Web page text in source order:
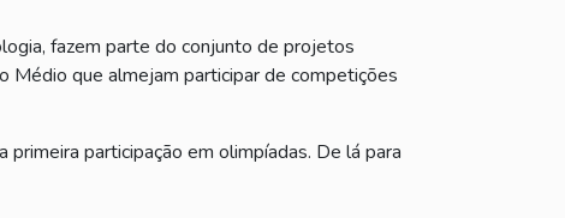
fazem parte do conjunto de projetos
Médio que almejam participar de competições
participação em olimpíadas. De lá para